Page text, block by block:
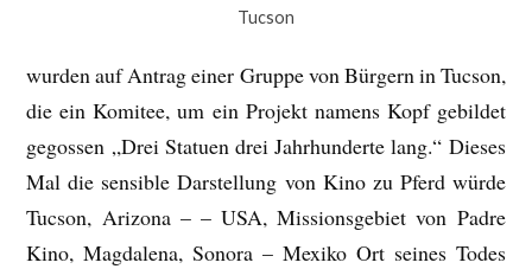
Tucson
wurden auf Antrag einer Gruppe von Bürgern in Tucson,
die ein Komitee, um ein Projekt namens Kopf gebildet
gegossen „Drei Statuen drei Jahrhunderte lang.“ Dieses
Mal die sensible Darstellung von Kino zu Pferd würde
Tucson, Arizona – – USA, Missionsgebiet von Padre
Kino, Magdalena, Sonora – Mexiko Ort seines Todes